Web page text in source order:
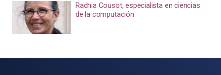
Radhia Cousot, especialista en ciencias
de la computación